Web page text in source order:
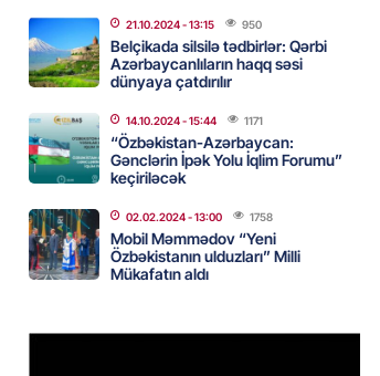
Rəsmi
07.08.2026- 11:45 93
ÖZƏL
İran Ali Milli Təhlükəsizlik Şurasına yeni
katib təyin edilib
GÜNDƏM
Şəhid ailələri və əlilliyi olan şəxslər
07.08.2026- 11:15 76
21.10.2024- 13:15 950
Belçikada silsilə tədbirlər: Qərbi
Azərbaycanlıların haqq səsi
dünyaya çatdırılır
14.10.2024- 15:44 1171
“Özbəkistan-Azərbaycan:
Gənclərin İpək Yolu İqlim Forumu”
keçiriləcək
02.02.2024- 13:00 1758
Mobil Məmmədov “Yeni
Özbəkistanın ulduzları” Milli
Mükafatın aldı